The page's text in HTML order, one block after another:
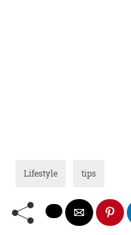
Lifestyle tips